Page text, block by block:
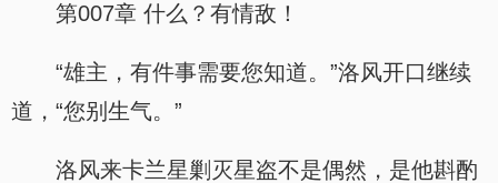
第007章 什么？有情敌！
“雄主，有件事需要您知道。”洛风开口继续
道，“您别生气。”
洛风来卡兰星剿灭星盗不是偶然，是他斟酌